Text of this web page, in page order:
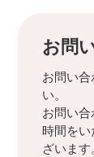
お問
お問い
い。
お問い
時間を
ざいます